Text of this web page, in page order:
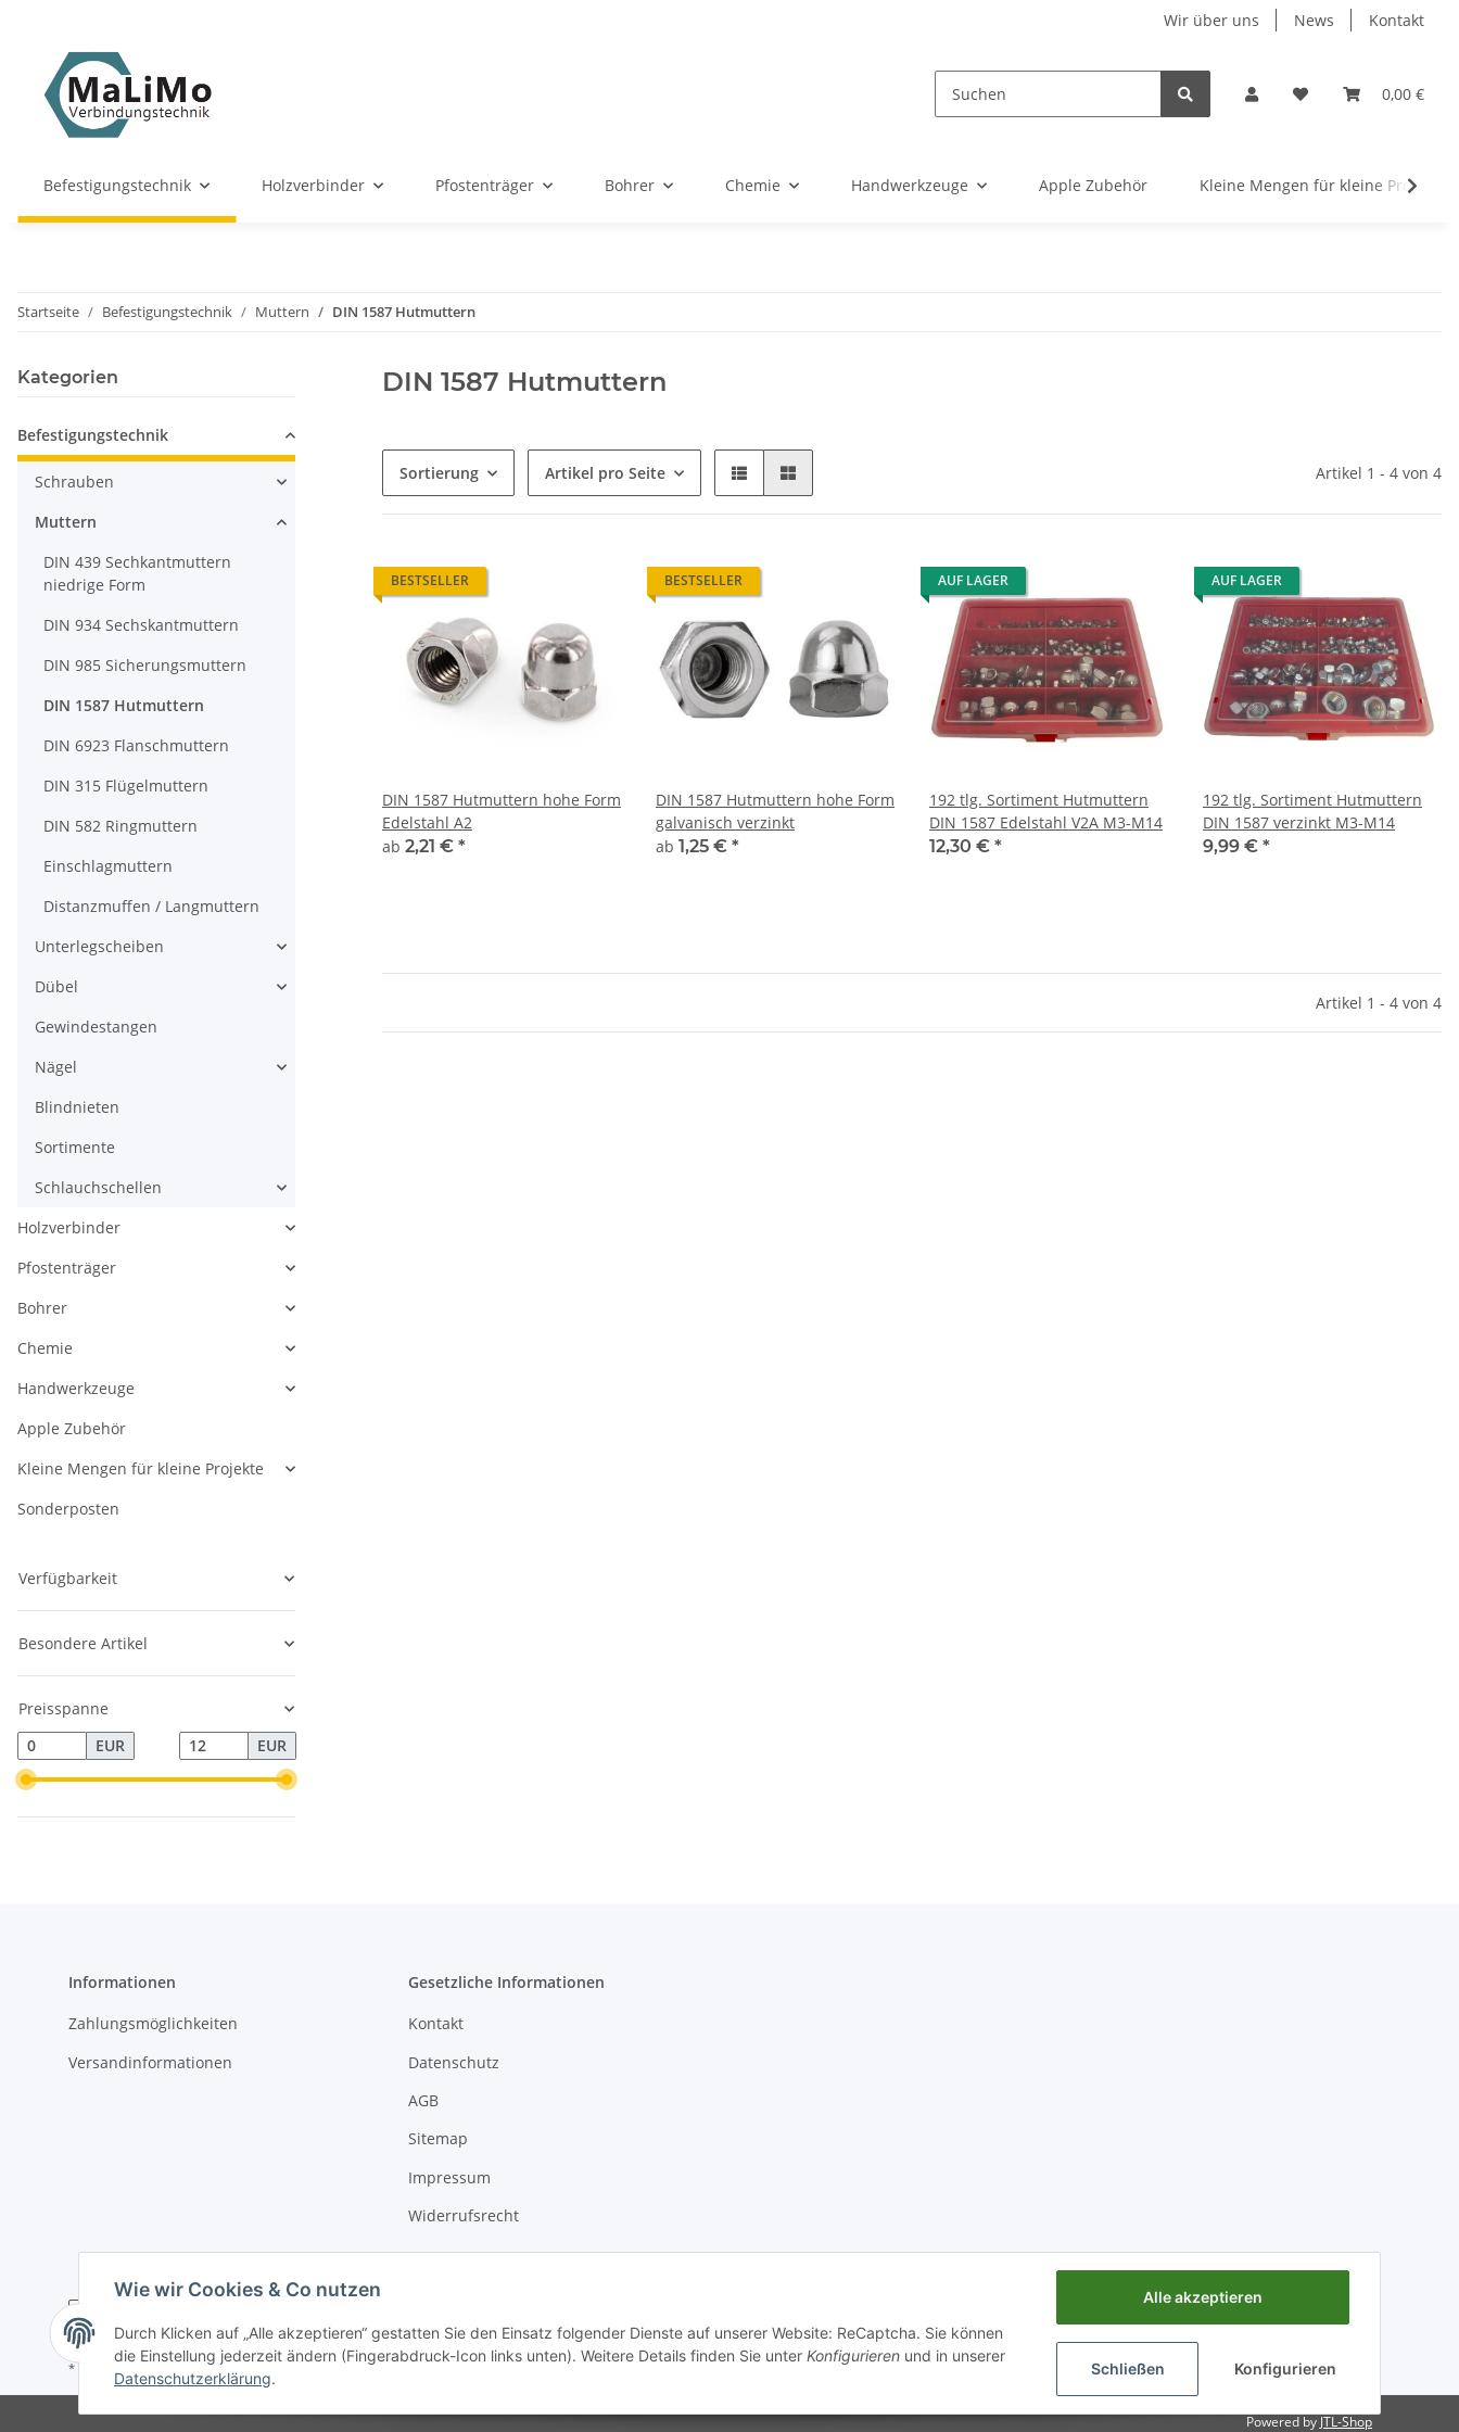
Wir über uns News Kontakt
0,00 €
Befestigungstechnik Holzverbinder Pfostenträger Bohrer Chemie Handwerkzeuge Apple Zubehör Kleine Mengen für kleine Projekte
Startseite Befestigungstechnik Muttern DIN 1587 Hutmuttern
DIN 1587 Hutmuttern
Sortierung Artikel pro Seite Artikel 1 - 4 von 4
BESTSELLER
DIN 1587 Hutmuttern hohe Form
Edelstahl A2
ab 2,21 € *
BESTSELLER
DIN 1587 Hutmuttern hohe Form
galvanisch verzinkt
ab 1,25 € *
AUF LAGER
192 tlg. Sortiment Hutmuttern
DIN 1587 Edelstahl V2A M3-M14
12,30 € *
AUF LAGER
192 tlg. Sortiment Hutmuttern
DIN 1587 verzinkt M3-M14
9,99 € *
Artikel 1 - 4 von 4
Kategorien
Befestigungstechnik
Schrauben
Muttern
DIN 439 Sechkantmuttern
niedrige Form
DIN 934 Sechskantmuttern
DIN 985 Sicherungsmuttern
DIN 1587 Hutmuttern
DIN 6923 Flanschmuttern
DIN 315 Flügelmuttern
DIN 582 Ringmuttern
Einschlagmuttern
Distanzmuffen / Langmuttern
Unterlegscheiben
Dübel
Gewindestangen
Nägel
Blindnieten
Sortimente
Schlauchschellen
Holzverbinder
Pfostenträger
Bohrer
Chemie
Handwerkzeuge
Apple Zubehör
Kleine Mengen für kleine Projekte
Sonderposten
Verfügbarkeit
Besondere Artikel
Preisspanne
EUR
EUR
Informationen
Zahlungsmöglichkeiten
Versandinformationen
Gesetzliche Informationen
Kontakt
Datenschutz
AGB
Sitemap
Impressum
Widerrufsrecht
* Alle Preise inkl. gesetzlicher USt., zzgl.
Powered by JTL-Shop
Wie wir Cookies & Co nutzen
Durch Klicken auf „Alle akzeptieren“ gestatten Sie den Einsatz folgender Dienste auf unserer Website: ReCaptcha. Sie können
die Einstellung jederzeit ändern (Fingerabdruck-Icon links unten). Weitere Details finden Sie unter Konfigurieren und in unserer
Datenschutzerklärung.
Alle akzeptieren
Schließen Konfigurieren